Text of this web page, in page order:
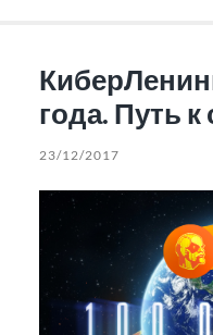
года. Путь
23/12/2017